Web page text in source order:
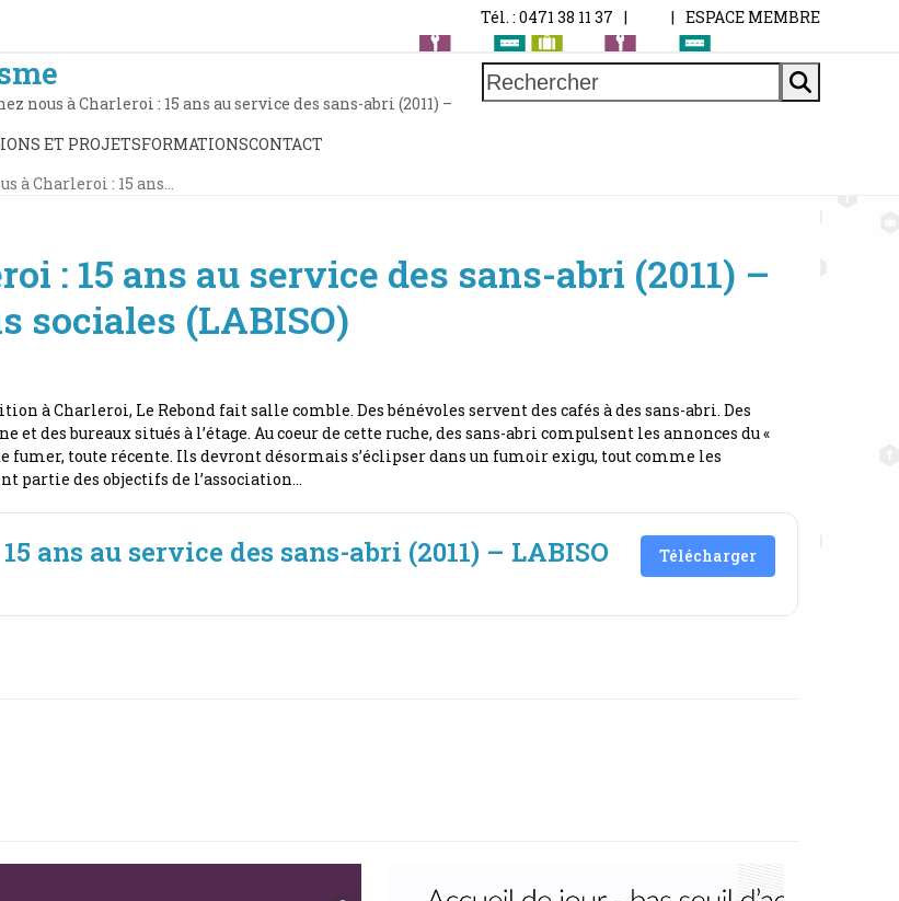
Tél. : 0471 38 11 37 | | ESPACE MEMBRE
Rechercher
ET PROJETSFORMATIONSCONTACT
nous à Charleroi : 15 ans au service des sans-abri (2011) –
à Charleroi : 15 ans…
: 15 ans au service des sans-abri (2011) –
sociales (LABISO)
à Charleroi, Le Rebond fait salle comble. Des bénévoles servent des cafés à des sans-abri. Des
des bureaux situés à l’étage. Au coeur de cette ruche, des sans-abri compulsent les annonces du «
toute récente. Ils devront désormais s’éclipser dans un fumoir exigu, tout comme les
partie des objectifs de l’association…
ans au service des sans-abri (2011) – LABISO Télécharger